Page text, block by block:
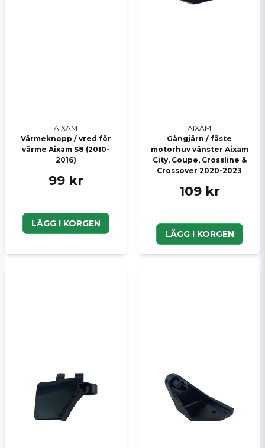
AIXAM
Värmeknopp / vred för
värme Aixam S8 (2010-
2016)
99 kr
LÄGG I KORGEN
AIXAM
Gångjärn / fäste
motorhuv vänster Aixam
City, Coupe, Crossline &
Crossover 2020-2023
109 kr
LÄGG I KORGEN